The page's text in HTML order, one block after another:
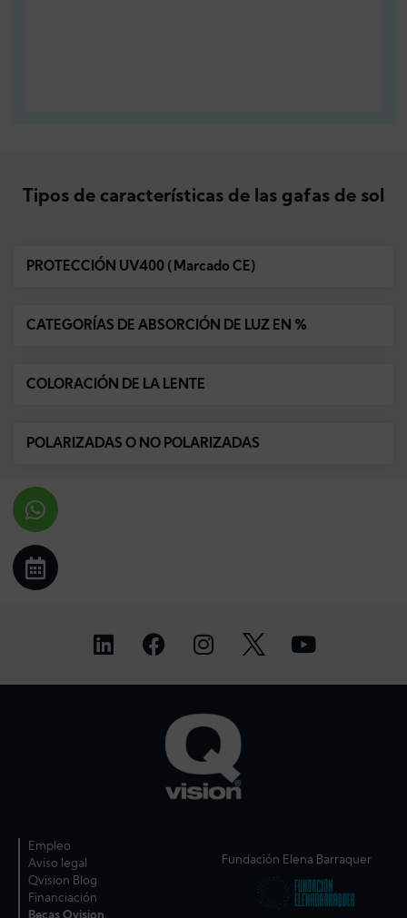
Tipos de características de las gafas de sol
PROTECCIÓN UV400 (Marcado CE)
CATEGORÍAS DE ABSORCIÓN DE LUZ EN %
COLORACIÓN DE LA LENTE
POLARIZADAS O NO POLARIZADAS
Empleo
Aviso legal
Qvision Blog
Financiación
Becas Qvision
Fundación Elena Barraquer